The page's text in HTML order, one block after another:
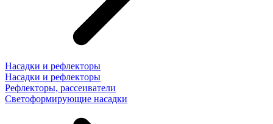
Насадки и рефлекторы
Насадки и рефлекторы
Рефлекторы, рассеиватели
Светоформирующие насадки